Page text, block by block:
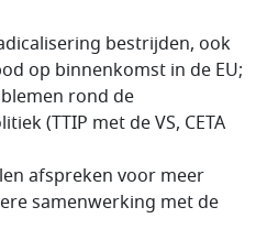
bestrijden, ook
op binnenkomst in de EU;
rond de
(TTIP met de VS, CETA
afspreken voor meer
samenwerking met de